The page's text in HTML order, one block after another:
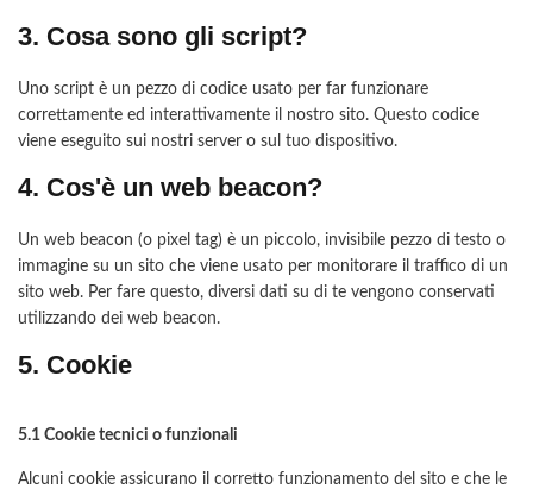
3. Cosa sono gli script?
Uno script è un pezzo di codice usato per far funzionare
correttamente ed interattivamente il nostro sito. Questo codice
viene eseguito sui nostri server o sul tuo dispositivo.
4. Cos'è un web beacon?
Un web beacon (o pixel tag) è un piccolo, invisibile pezzo di testo o
immagine su un sito che viene usato per monitorare il traffico di un
sito web. Per fare questo, diversi dati su di te vengono conservati
utilizzando dei web beacon.
5. Cookie
5.1 Cookie tecnici o funzionali
Alcuni cookie assicurano il corretto funzionamento del sito e che le